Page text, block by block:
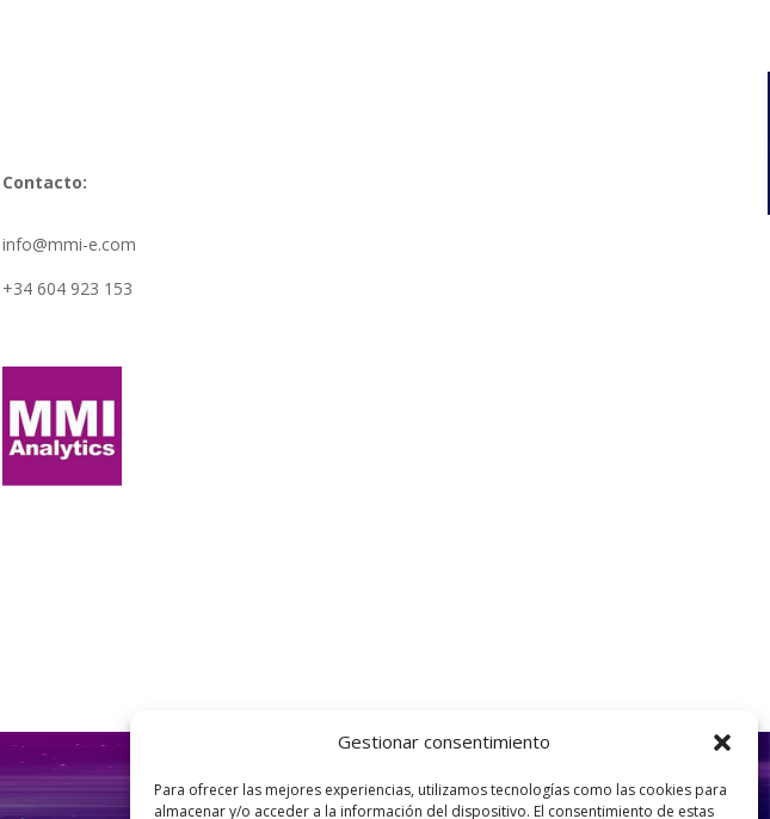
Gestionar consentimiento
Para ofrecer las mejores experiencias, utilizamos tecnologías como las cookies para
almacenar y/o acceder a la información del dispositivo. El consentimiento de estas
Contacto:
info@mmi-e.com
+34 604 923 153